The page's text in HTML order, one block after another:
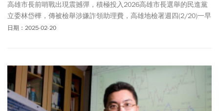
高雄市長前哨戰出現震撼彈，積極投入2026高雄市長選舉的民進黨
立委林岱樺，傳被檢舉涉嫌詐領助理費，高雄地檢署週四(2/20)一早
依規定知會立法院，並指揮搜索約談，據了解，包括林的立法院國
司法，配合檢調司法調查，靜待一切水落石出，還本人清白。民進
黨發言人韓瑩回應，因為案件還在進行中，「尊重司法調查，勿枉
勿縱」，可望代表國民黨出戰高雄市長的國民黨立委柯志恩則回
應，這是民進黨家內事。暗指此案件為綠營內鬥。林岱樺本人被帶
日期：2025-02-20